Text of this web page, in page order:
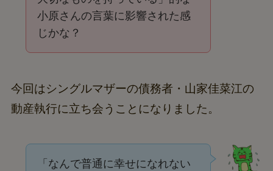
小原さんの言葉に影響された感
じかな？
今回はシングルマザーの債務者・山家佳菜江の
動産執行に立ち会うことになりました。
「なんで普通に幸せになれない